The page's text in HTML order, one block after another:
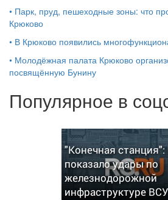
• Парк, пруд, пешеходные зоны: что
Крюково
• В Крюково появились
• Молодёжная палата Крюково
посвящённую Бунину
Популярное в
"Конечная
показало удары по
железнодорожной
инфраструктуре ВСУ